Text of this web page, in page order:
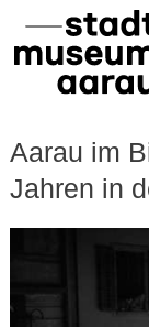
Aarau im
Jahren in